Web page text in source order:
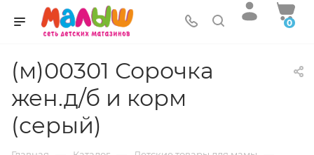
0
(м)00301 Сорочка
жен.д/б и корм
(серый)